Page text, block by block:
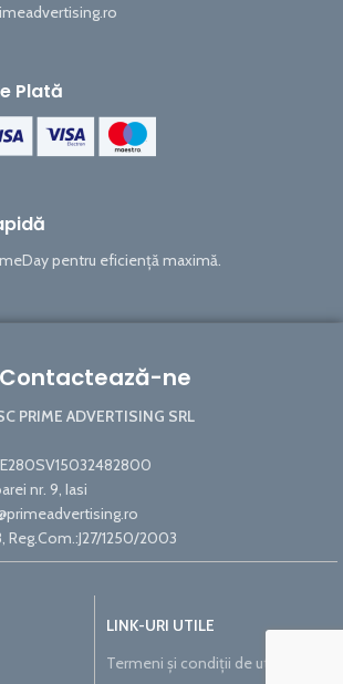
Plată
pentru eficiență maximă.
Contactează-ne
PRIME ADVERTISING SRL
nr. 9, Iasi
Reg.Com.:J27/1250/2003
LINK-URI UTILE
Termeni și condiții de utilizare